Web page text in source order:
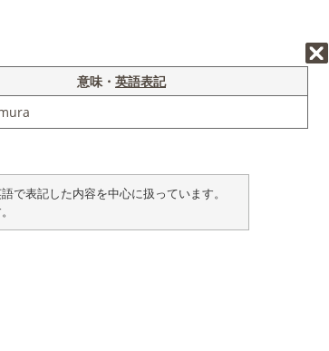
意味・ 英語表記
で表記した内容を中心に扱っています。